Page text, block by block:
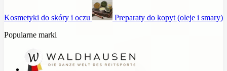
Kosmetyki do skóry i oczu
Preparaty do kopyt (oleje i smary)
Popularne marki